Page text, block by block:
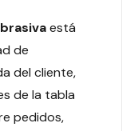
está
de
del cliente,
de la tabla
pedidos,